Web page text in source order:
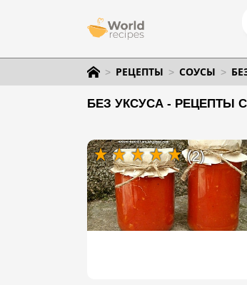
РЕЦЕПТЫ СОУСЫ
БЕЗ УКСУСА - РЕЦЕПТЫ
(2)